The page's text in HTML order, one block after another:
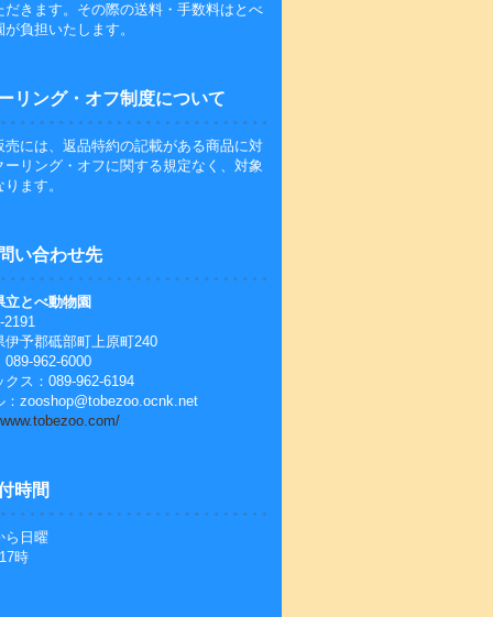
だきます。その際の送料・手数料はとべ
が負担いたします。
リング・オフ制度について
売には、返品特約の記載がある商品に対
ーリング・オフに関する規定なく、対象
ます。
い合わせ先
立とべ動物園
2191
伊予郡砥部町上原町240
089-962-6000
クス：089-962-6194
：zooshop@tobezoo.ocnk.net
時間
ら日曜
時